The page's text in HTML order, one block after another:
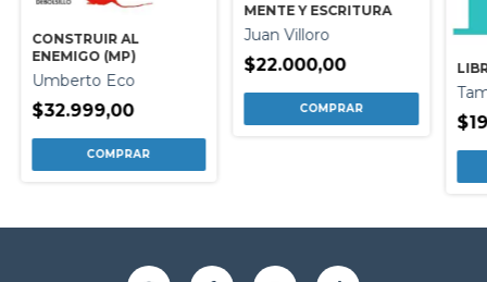
CONSTRUIR AL
ENEMIGO (MP)
Umberto Eco
$32.999,00
MENTE Y ESCRITURA
Juan Villoro
$22.000,00